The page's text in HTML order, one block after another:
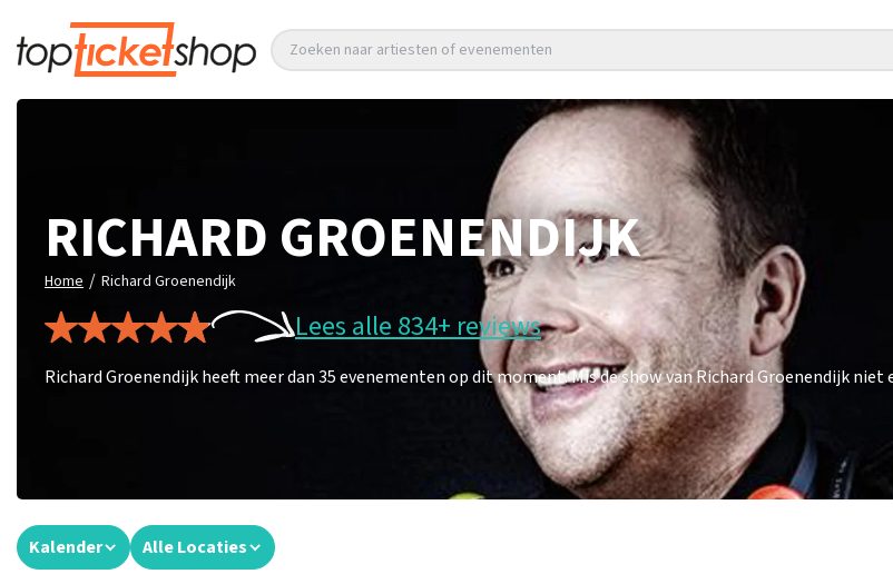
Zoeken naar artiesten of evenementen
RICHARD GROENENDIJK
Home / Richard Groenendijk
Lees alle 834+ reviews
Richard Groenendijk heeft meer dan 35 evenementen op dit moment. Mis de show van Richard Groenendijk
Kalender Alle Locaties